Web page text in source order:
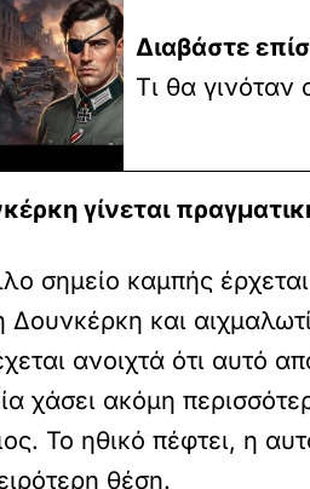
Διαβάστε
Τι θα γινόταν
γίνεται
σημείο καμπής
Δουνκέρκη και
ανοιχτά ότι αυτό
χάσει ακόμη
Το ηθικό πέφτει, η
θέση.